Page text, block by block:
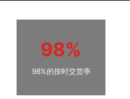
98%
98%的按时交货率